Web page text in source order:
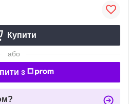
Купити
або
з